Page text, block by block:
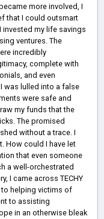
more involved, I
that I could outsmart
invested my life savings
ventures. The
incredibly
complete with
and even
was lulled into a false
were safe and
my funds that the
The promised
without a trace. I
How could I have let
that even someone
a well-orchestrated
I came across TECHY
to helping victims of
to assisting
in an otherwise bleak